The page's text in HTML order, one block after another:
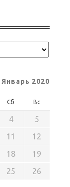
Январь 2020
Сб Вс
4
5
11
12
18
19
25
26